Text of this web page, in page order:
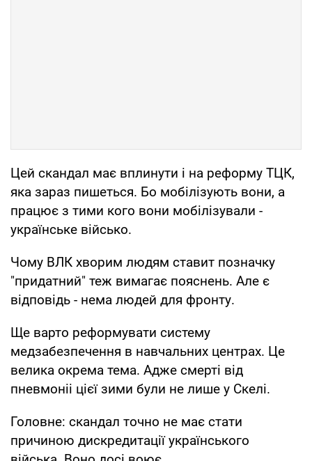
Цей скандал має вплинути і на реформу ТЦК,
яка зараз пишеться. Бо мобілізують вони, а
працює з тими кого вони мобілізували -
українське військо.
Чому ВЛК хворим людям ставит позначку
"придатний" теж вимагає пояснень. Але є
відповідь - нема людей для фронту.
Ще варто реформувати систему
медзабезпечення в навчальних центрах. Це
велика окрема тема. Адже смерті від
пневмоніі цієї зими були не лише у Скелі.
Головне: скандал точно не має стати
причиною дискредитації українського